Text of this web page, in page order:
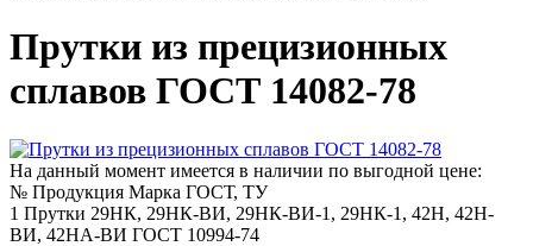
Прутки из прецизионных
сплавов ГОСТ 14082-78
На данный момент имеется в наличии по выгодной цене:
№ Продукция Марка ГОСТ, ТУ
1 Прутки 29НК, 29НК-ВИ, 29НК-ВИ-1, 29НК-1, 42Н, 42Н-
ВИ, 42НА-ВИ ГОСТ 10994-74